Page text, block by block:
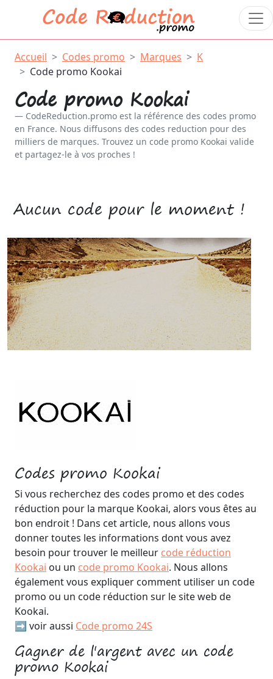
Accueil Codes promo Marques
K
Code promo Kookai
Code promo Kookai
CodeReduction.promo est la référence des codes promo
en France. Nous diffusons des codes reduction pour des
milliers de marques. Trouvez un code promo Kookai valide
et partagez-le à vos proches !
Codes promo Kookai
Si vous recherchez des codes promo et des codes
réduction pour la marque Kookai, alors vous êtes au
bon endroit ! Dans cet article, nous allons vous
donner toutes les informations dont vous avez
besoin pour trouver le meilleur code réduction
Kookai ou un code promo Kookai. Nous allons
également vous expliquer comment utiliser un code
promo ou un code réduction sur le site web de
Kookai.
➡️ voir aussi Code promo 24S
Gagner de l'argent avec un code
promo Kookai
Aucun code pour le moment !